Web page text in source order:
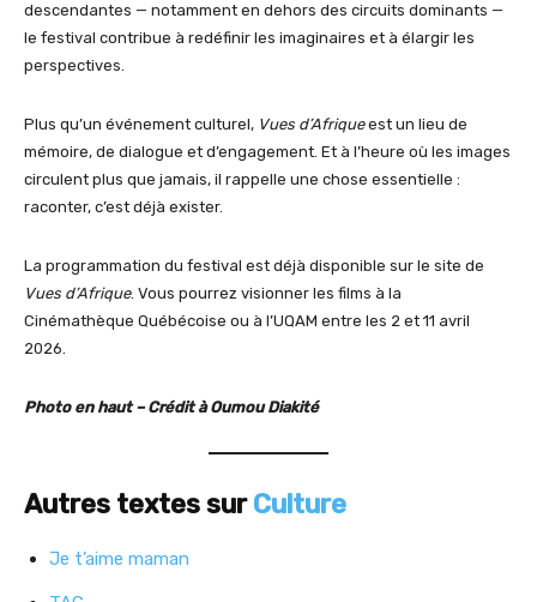
descendantes — notamment en dehors des circuits dominants —
le festival contribue à redéfinir les imaginaires et à élargir les
perspectives.
Plus qu’un événement culturel, Vues d’Afriqueest un lieu de
mémoire, de dialogue et d’engagement. Et à l’heure où les images
circulent plus que jamais, il rappelle une chose essentielle :
raconter, c’est déjà exister.
La programmation du festival est déjà disponible sur le site de
Vues d’Afrique. Vous pourrez visionner les films à la
Cinémathèque Québécoise ou à l’UQAM entre les 2 et 11 avril
2026.
Photo en haut – Crédit à Oumou Diakité
Autres textes surCulture
Je t’aime maman